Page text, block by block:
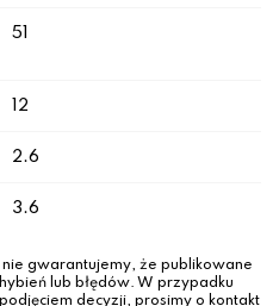
51
12
2.6
3.6
gwarantujemy, że publikowane
lub błędów. W przypadku
decyzji, prosimy o kontakt